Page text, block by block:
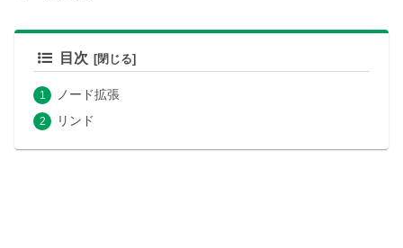
目次
ノード拡張
リンド